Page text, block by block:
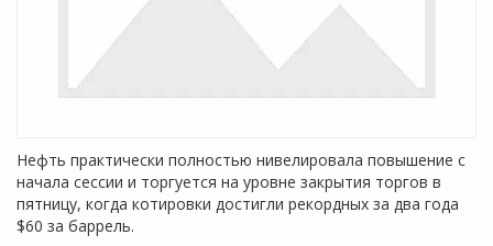
Нефть практически полностью нивелировала повышение с
начала сессии и торгуется на уровне закрытия торгов в
пятницу, когда котировки достигли рекордных за два года
$60 за баррель.